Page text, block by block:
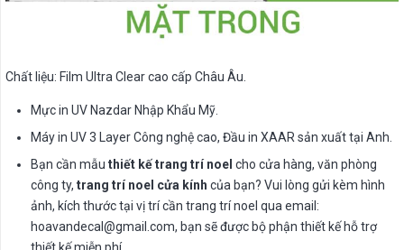
Chất liệu: Film Ultra Clear cao cấp Châu Âu.
Mực in UV Nazdar Nhập Khẩu Mỹ.
Máy in UV 3 Layer Công nghệ cao, Đầu in XAAR sản xuất tại Anh.
Bạn cần mẫu thiết kế trang trí noel cho cửa hàng, văn phòng
công ty, trang trí noel cửa kính của bạn? Vui lòng gửi kèm hình
ảnh, kích thước tại vị trí cần trang trí noel qua email:
hoavandecal@gmail.com, bạn sẽ được bộ phận thiết kế hỗ trợ